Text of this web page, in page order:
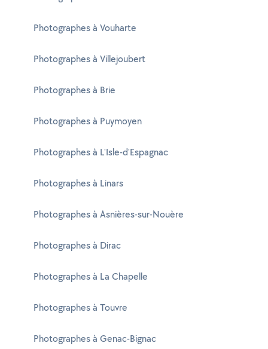
Photographes à Vouharte
Photographes à Villejoubert
Photographes à Brie
Photographes à Puymoyen
Photographes à L'Isle-d'Espagnac
Photographes à Linars
Photographes à Asnières-sur-Nouère
Photographes à Dirac
Photographes à La Chapelle
Photographes à Touvre
Photographes à Genac-Bignac